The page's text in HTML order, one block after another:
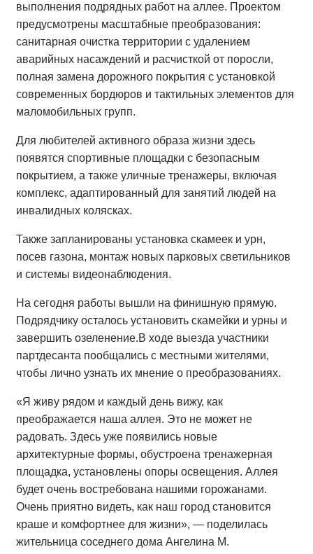
выполнения подрядных работ на аллее. Проектом
предусмотрены масштабные преобразования:
санитарная очистка территории с удалением
аварийных насаждений и расчисткой от поросли,
полная замена дорожного покрытия с установкой
современных бордюров и тактильных элементов для
маломобильных групп.
Для любителей активного образа жизни здесь
появятся спортивные площадки с безопасным
покрытием, а также уличные тренажеры, включая
комплекс, адаптированный для занятий людей на
инвалидных колясках.
Также запланированы установка скамеек и урн,
посев газона, монтаж новых парковых светильников
и системы видеонаблюдения.
На сегодня работы вышли на финишную прямую.
Подрядчику осталось установить скамейки и урны и
завершить озеленение.В ходе выезда участники
партдесанта пообщались с местными жителями,
чтобы лично узнать их мнение о преобразованиях.
«Я живу рядом и каждый день вижу, как
преображается наша аллея. Это не может не
радовать. Здесь уже появились новые
архитектурные формы, обустроена тренажерная
площадка, установлены опоры освещения. Аллея
будет очень востребована нашими горожанами.
Очень приятно видеть, как наш город становится
краше и комфортнее для жизни», — поделилась
жительница соседнего дома Ангелина М.